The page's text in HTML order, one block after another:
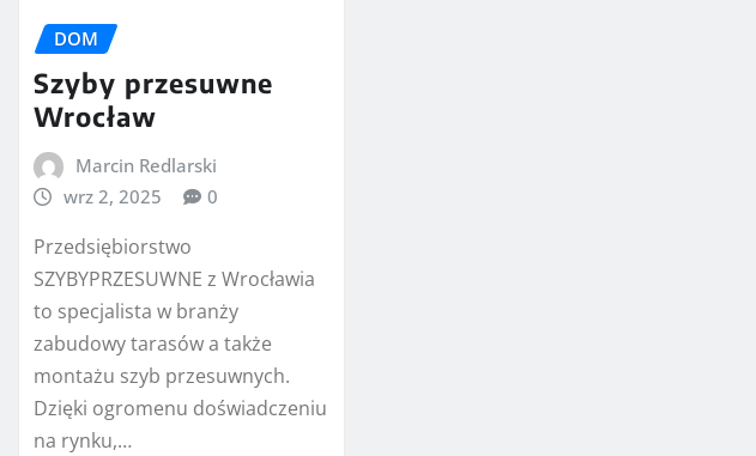
DOM
Szyby przesuwne
Wrocław
Marcin Redlarski
wrz 2, 2025
0
Przedsiębiorstwo
SZYBYPRZESUWNE z Wrocławia
to specjalista w branży
zabudowy tarasów a także
montażu szyb przesuwnych.
Dzięki ogromenu doświadczeniu
na rynku,…